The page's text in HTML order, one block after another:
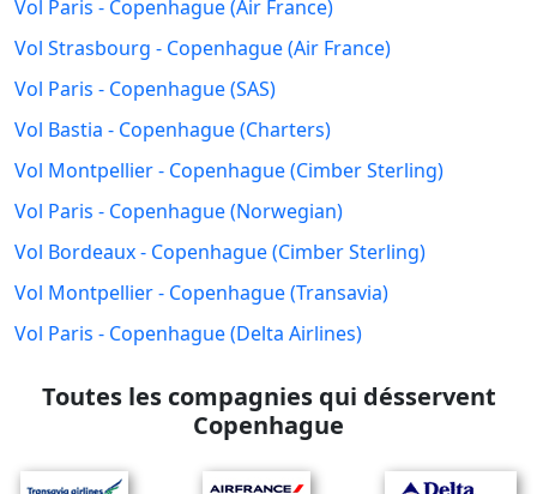
Vol Paris - Copenhague (Air France)
Vol Strasbourg - Copenhague (Air France)
Vol Paris - Copenhague (SAS)
Vol Bastia - Copenhague (Charters)
Vol Montpellier - Copenhague (Cimber Sterling)
Vol Paris - Copenhague (Norwegian)
Vol Bordeaux - Copenhague (Cimber Sterling)
Vol Montpellier - Copenhague (Transavia)
Vol Paris - Copenhague (Delta Airlines)
Toutes les compagnies qui désservent
Copenhague